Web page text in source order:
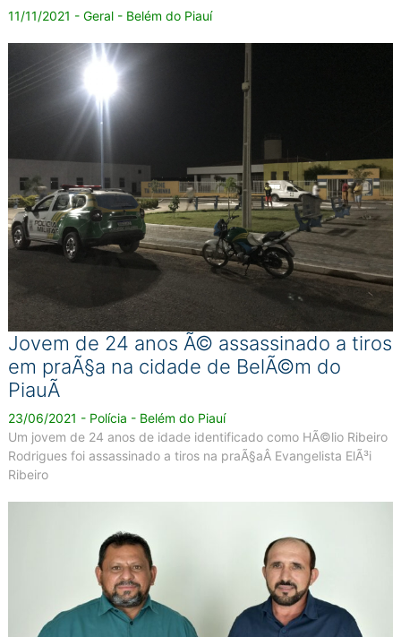
11/11/2021 - Geral - Belém do Piauí
Jovem de 24 anos Ã© assassinado a tiros
em praÃ§a na cidade de BelÃ©m do
PiauÃ­
23/06/2021 - Polícia - Belém do Piauí
Um jovem de 24 anos de idade identificado como HÃ©lio Ribeiro
Rodrigues foi assassinado a tiros na praÃ§aÂ Evangelista ElÃ³i
Ribeiro